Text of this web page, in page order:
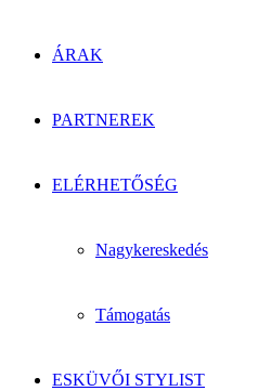
ÁRAK
PARTNEREK
ELÉRHETŐSÉG
Nagykereskedés
Támogatás
ESKÜVŐI STYLIST